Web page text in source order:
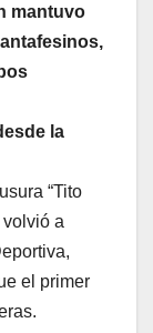
mantuvo
la
“Tito
a
el primer